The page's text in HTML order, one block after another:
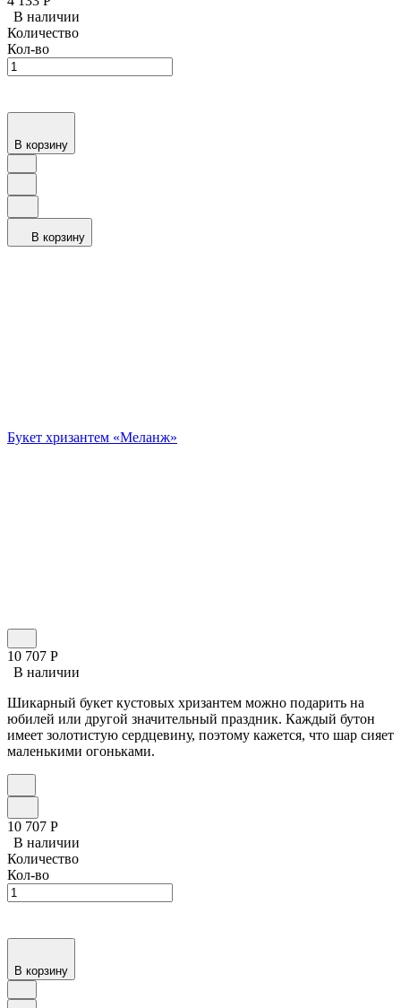
В наличии
Количество
Кол-во
В корзину
В корзину
Букет хризантем «Меланж»
10 707 Р
В наличии
Шикарный букет кустовых хризантем можно подарить на
юбилей или другой значительный праздник. Каждый бутон
имеет золотистую сердцевину, поэтому кажется, что шар сияет
маленькими огоньками.
10 707 Р
В наличии
Количество
Кол-во
В корзину